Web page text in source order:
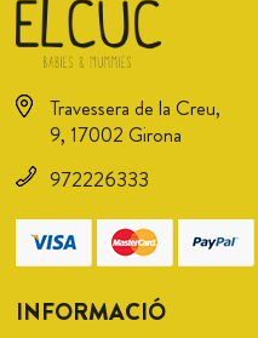
Travessera de la Creu,
9, 17002 Girona
972226333
INFORMACIÓ